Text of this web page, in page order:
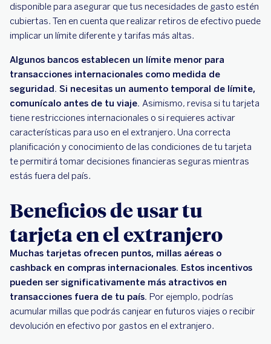
disponible para asegurar que tus necesidades de gasto estén
cubiertas. Ten en cuenta que realizar retiros de efectivo puede
implicar un límite diferente y tarifas más altas.
Algunos bancos establecen un límite menor para
transacciones internacionales como medida de
seguridad. Si necesitas un aumento temporal de límite,
comunícalo antes de tu viaje. Asimismo, revisa si tu tarjeta
tiene restricciones internacionales o si requieres activar
características para uso en el extranjero. Una correcta
planificación y conocimiento de las condiciones de tu tarjeta
te permitirá tomar decisiones financieras seguras mientras
estás fuera del país.
Beneficios de usar tu
tarjeta en el extranjero
Muchas tarjetas ofrecen puntos, millas aéreas o
cashback en compras internacionales. Estos incentivos
pueden ser significativamente más atractivos en
transacciones fuera de tu país. Por ejemplo, podrías
acumular millas que podrás canjear en futuros viajes o recibir
devolución en efectivo por gastos en el extranjero.